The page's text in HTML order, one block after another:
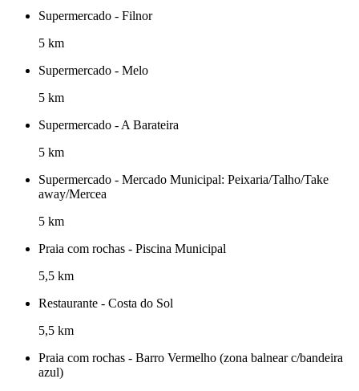
Supermercado - Filnor
5 km
Supermercado - Melo
5 km
Supermercado - A Barateira
5 km
Supermercado - Mercado Municipal: Peixaria/Talho/Take
away/Mercea
5 km
Praia com rochas - Piscina Municipal
5,5 km
Restaurante - Costa do Sol
5,5 km
Praia com rochas - Barro Vermelho (zona balnear c/bandeira
azul)